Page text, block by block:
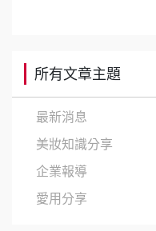
所有文章主題
最新消息
美妝知識分享
企業報導
愛用分享